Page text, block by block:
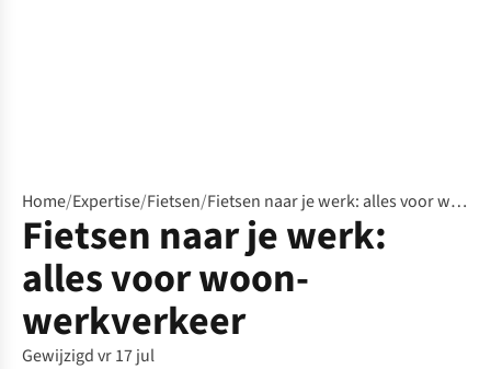
Home/Expertise/Fietsen/ Fietsen naar je werk: alles voor woon-werkverkeer
Fietsen naar je werk:
alles voor woon-
werkverkeer
Gewijzigd vr 17 jul